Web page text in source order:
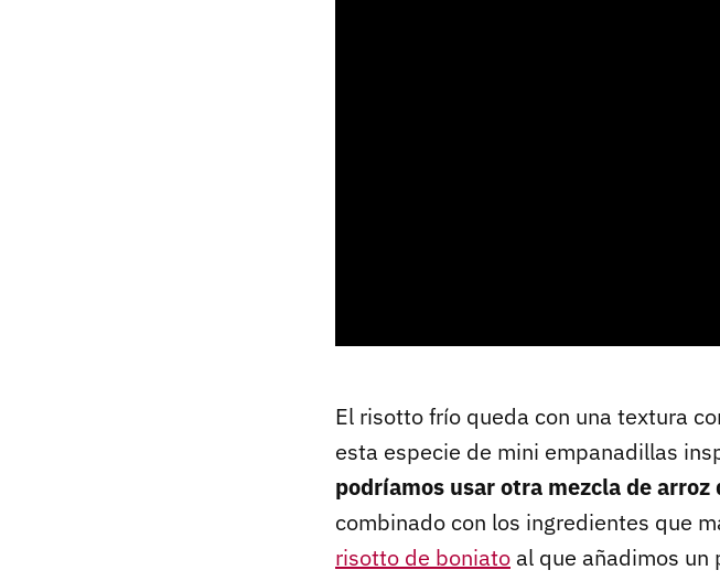
El risotto frío queda con una textura
esta especie de mini empanadillas
podríamos usar otra mezcla de
combinado con los ingredientes que
risotto de boniato al que añadimos